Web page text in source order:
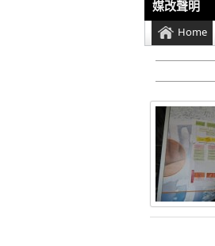
媒改聲明
Home